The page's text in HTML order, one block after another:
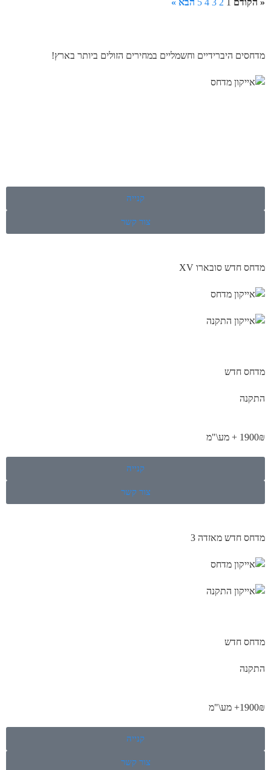
« הקודם 1
3
4
5 הבא »
מדחסים היברידיים וחשמליים במחירים הזולים ביותר בארץ!
קנייה
צור קשר
מדחס חדש סובארו XV
מדחס חדש
התקנה
1900₪ + מע\"מ
קנייה
צור קשר
מדחס חדש מאזדה 3
מדחס חדש
התקנה
1900₪+ מע\"מ
קנייה
צור קשר